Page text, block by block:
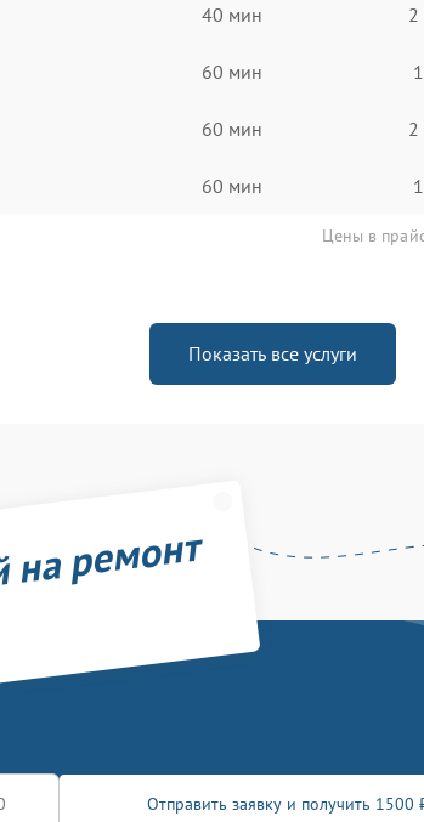
40 мин 2
60 мин
60 мин 2
60 мин
Цены в
Показать все услуги
ремонт
Отправить заявку и получить 1500